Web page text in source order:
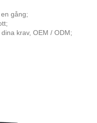
gång;
krav, OEM / ODM;